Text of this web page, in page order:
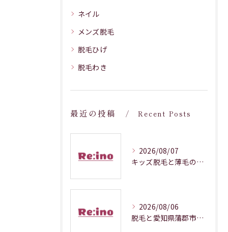
ネイル
メンズ脱毛
脱毛ひげ
脱毛わき
最近の投稿 Recent Posts
2026/08/07
キッズ脱毛と薄毛の悩みに向き合う愛知県で安心して選ぶ方法
2026/08/06
脱毛と愛知県蒲郡市の光フォトフェイシャルを効率よく両立する方法とは